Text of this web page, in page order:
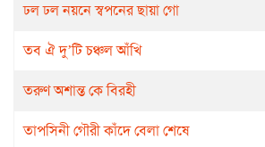
ঢল ঢল নয়নে স্বপনের ছায়া গো
তব ঐ দু’টি চঞ্চল আঁখি
তরুণ অশান্ত কে বিরহী
তাপসিনী গৌরী কাঁদে বেলা শেষে